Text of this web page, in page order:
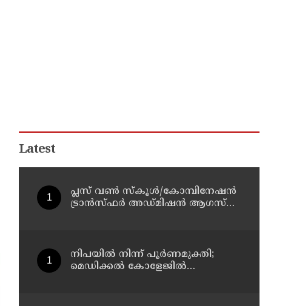
Latest
പ്ലസ് വൺ സ്‌കൂൾ/കോമ്പിനേഷൻ
ട്രാൻസ്ഫർ അഡ്മിഷൻ ആഗസ്ത്
നിപയിൽ നിന്ന് പൂർണമുക്തി;
മെഡിക്കൽ കോളേജിൽ